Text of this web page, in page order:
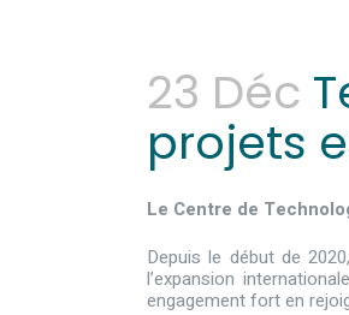
23 Déc
projets
Le Centre de
Depuis le début de
l’expansion
engagement fort en